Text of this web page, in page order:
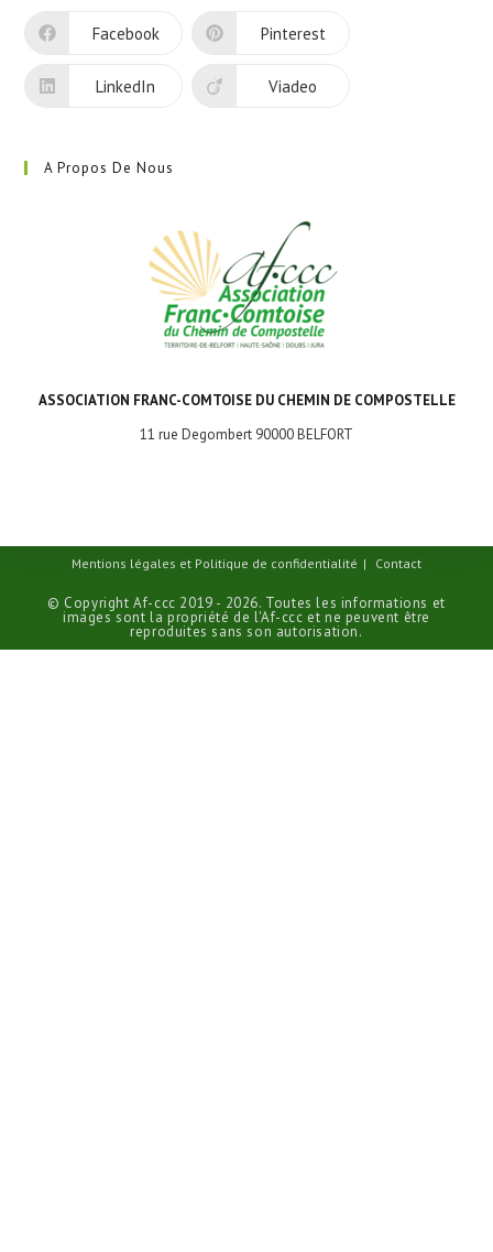
Facebook Pinterest
LinkedIn Viadeo
A Propos De Nous
ASSOCIATION FRANC-COMTOISE DU CHEMIN DE COMPOSTELLE
11 rue Degombert 90000 BELFORT
Mentions légales et Politique de confidentialité Contact
© Copyright Af-ccc 2019 - 2026. Toutes les informations et
images sont la propriété de l'Af-ccc et ne peuvent être
reproduites sans son autorisation.